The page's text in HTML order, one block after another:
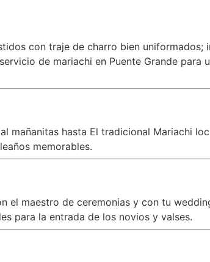
con traje de charro bien
de mariachi en Puente Grande para
hasta El tradicional Mariachi
memorables.
maestro de ceremonias y con tu
para la entrada de los novios y valses.